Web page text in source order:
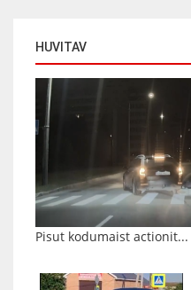
HUVITAV
Pisut kodumaist actionit...